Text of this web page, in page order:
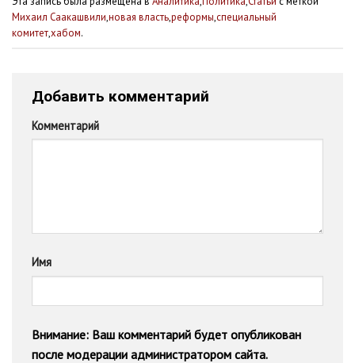
Михаил Саакашвили,новая власть,реформы,специальный
комитет,хабом.
Добавить комментарий
Комментарий
Имя
Внимание: Ваш комментарий будет опубликован
после модерации администратором сайта.